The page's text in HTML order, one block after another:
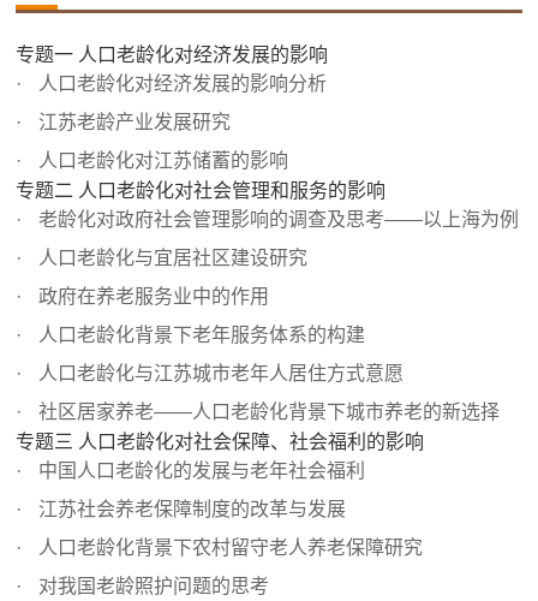
专题一 人口老龄化对经济发展的影响
人口老龄化对经济发展的影响分析
江苏老龄产业发展研究
人口老龄化对江苏储蓄的影响
专题二 人口老龄化对社会管理和服务的影响
老龄化对政府社会管理影响的调查及思考——以上海为例
人口老龄化与宜居社区建设研究
政府在养老服务业中的作用
人口老龄化背景下老年服务体系的构建
人口老龄化与江苏城市老年人居住方式意愿
社区居家养老——人口老龄化背景下城市养老的新选择
专题三 人口老龄化对社会保障、社会福利的影响
中国人口老龄化的发展与老年社会福利
江苏社会养老保障制度的改革与发展
人口老龄化背景下农村留守老人养老保障研究
对我国老龄照护问题的思考